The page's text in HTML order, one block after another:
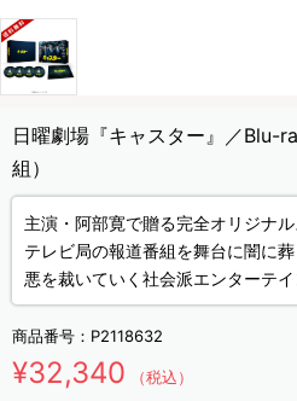
日曜劇場『キャスター』／Blu-
組）
主演・阿部寛で贈る完全オリジナ
テレビ局の報道番組を舞台に闇に
悪を裁いていく社会派エンターテイ
商品番号： P2118632
¥32,340 （税込）